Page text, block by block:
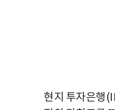
현지 투자은행